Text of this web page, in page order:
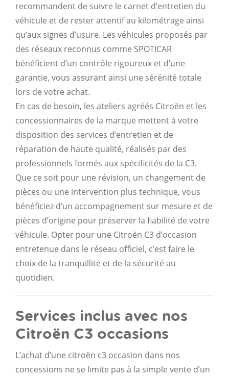
recommandent de suivre le carnet d’entretien du
véhicule et de rester attentif au kilométrage ainsi
qu’aux signes d’usure. Les véhicules proposés par
des réseaux reconnus comme SPOTICAR
bénéficient d’un contrôle rigoureux et d’une
garantie, vous assurant ainsi une sérénité totale
lors de votre achat.
En cas de besoin, les ateliers agréés Citroën et les
concessionnaires de la marque mettent à votre
disposition des services d’entretien et de
réparation de haute qualité, réalisés par des
professionnels formés aux spécificités de la C3.
Que ce soit pour une révision, un changement de
pièces ou une intervention plus technique, vous
bénéficiez d’un accompagnement sur mesure et de
pièces d’origine pour préserver la fiabilité de votre
véhicule. Opter pour une Citroën C3 d’occasion
entretenue dans le réseau officiel, c’est faire le
choix de la tranquillité et de la sécurité au
quotidien.
Services inclus avec nos
Citroën C3 occasions
L’achat d’une citroën c3 occasion dans nos
concessions ne se limite pas à la simple vente d’un